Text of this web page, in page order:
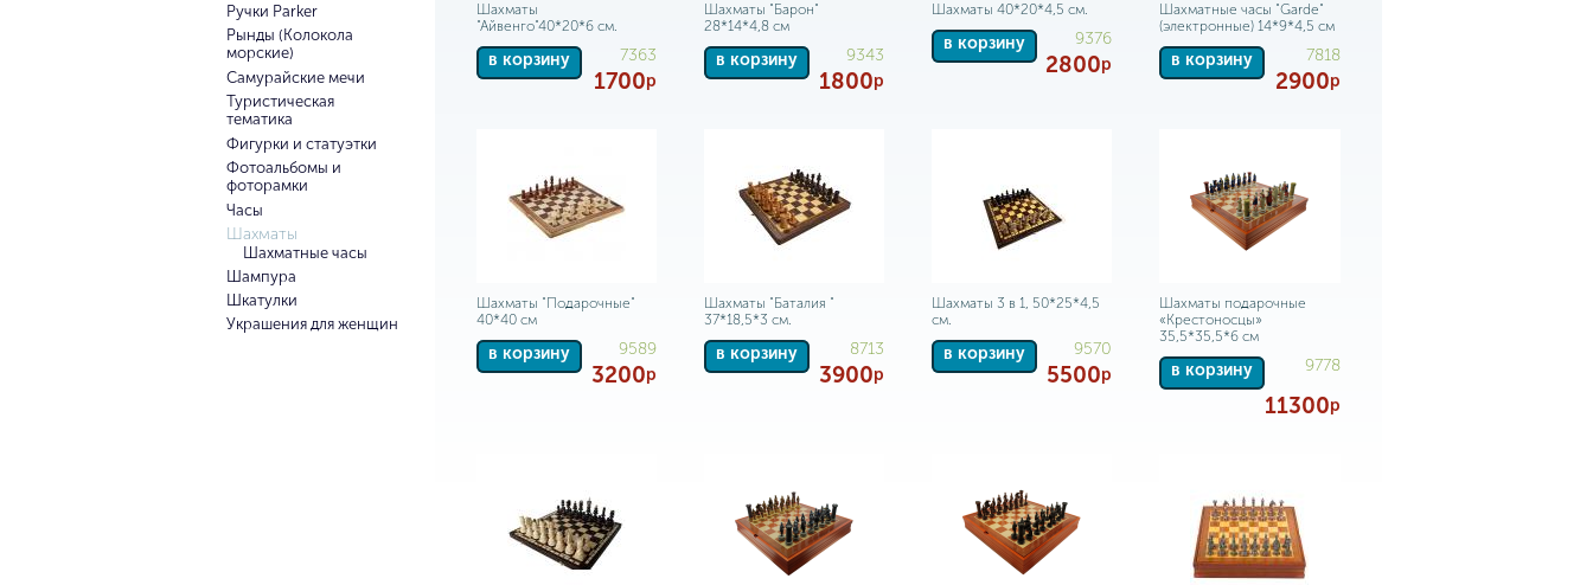
Ручки Parker
Рынды (Колокола
морские)
Самурайские мечи
Туристическая
тематика
Фигурки и статуэтки
Фотоальбомы и
фоторамки
Часы
Шахматы
Шахматные часы
Шампура
Шкатулки
Украшения для женщин
Шахматы
"Айвенго"40*20*6 см.
в корзину 7363
1700р
Шахматы "Барон"
28*14*4,8 см
в корзину 9343
1800р
Шахматы 40*20*4,5 см.
в корзину 9376
2800р
Шахматные часы "Garde"
(электронные) 14*9*4,5 см
в корзину 7818
2900р
Шахматы "Подарочные"
40*40 см
в корзину 9589
3200р
Шахматы "Баталия "
37*18,5*3 см.
в корзину 8713
3900р
Шахматы 3 в 1, 50*25*4,5
см.
в корзину 9570
5500р
Шахматы подарочные
«Крестоносцы»
35,5*35,5*6 см
в корзину 9778
11300р